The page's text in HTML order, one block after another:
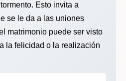
Esto invita a
se le da a las uniones
matrimonio puede ser visto
la felicidad o la realización